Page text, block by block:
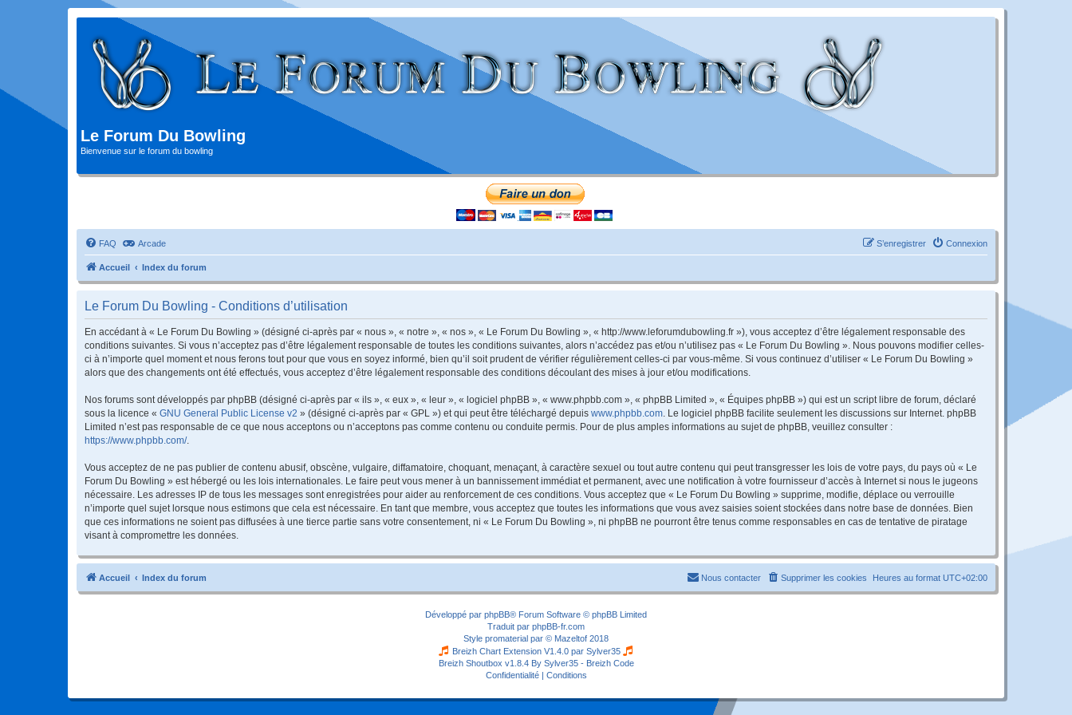
Le Forum Du Bowling
Bienvenue sur le forum du bowling
FAQ Arcade Connexion
S’enregistrer
Accueil Index du forum
Le Forum Du Bowling - Conditions d’utilisation
En accédant à « Le Forum Du Bowling » (désigné ci-après par « nous », « notre », « nos », « Le Forum Du Bowling », « http://www.leforumdubowling.fr »), vous acceptez d’être légalement responsable des
conditions suivantes. Si vous n’acceptez pas d’être légalement responsable de toutes les conditions suivantes, alors n’accédez pas et/ou n’utilisez pas « Le Forum Du Bowling ». Nous pouvons modifier celles-
ci à n’importe quel moment et nous ferons tout pour que vous en soyez informé, bien qu’il soit prudent de vérifier régulièrement celles-ci par vous-même. Si vous continuez d’utiliser « Le Forum Du Bowling »
alors que des changements ont été effectués, vous acceptez d’être légalement responsable des conditions découlant des mises à jour et/ou modifications.
Nos forums sont développés par phpBB (désigné ci-après par « ils », « eux », « leur », « logiciel phpBB », « www.phpbb.com », « phpBB Limited », « Équipes phpBB ») qui est un script libre de forum, déclaré
sous la licence « GNU General Public License v2 » (désigné ci-après par « GPL ») et qui peut être téléchargé depuis www.phpbb.com . Le logiciel phpBB facilite seulement les discussions sur Internet. phpBB
Limited n’est pas responsable de ce que nous acceptons ou n’acceptons pas comme contenu ou conduite permis. Pour de plus amples informations au sujet de phpBB, veuillez consulter :
https://www.phpbb.com/.
Vous acceptez de ne pas publier de contenu abusif, obscène, vulgaire, diffamatoire, choquant, menaçant, à caractère sexuel ou tout autre contenu qui peut transgresser les lois de votre pays, du pays où « Le
Forum Du Bowling » est hébergé ou les lois internationales. Le faire peut vous mener à un bannissement immédiat et permanent, avec une notification à votre fournisseur d’accès à Internet si nous le jugeons
nécessaire. Les adresses IP de tous les messages sont enregistrées pour aider au renforcement de ces conditions. Vous acceptez que « Le Forum Du Bowling » supprime, modifie, déplace ou verrouille
n’importe quel sujet lorsque nous estimons que cela est nécessaire. En tant que membre, vous acceptez que toutes les informations que vous avez saisies soient stockées dans notre base de données. Bien
que ces informations ne soient pas diffusées à une tierce partie sans votre consentement, ni « Le Forum Du Bowling », ni phpBB ne pourront être tenus comme responsables en cas de tentative de piratage
visant à compromettre les données.
Accueil Index du forum Heures au format UTC+02:00
Supprimer les cookies
Nous contacter
Développé par phpBB® Forum Software © phpBB Limited
Traduit par phpBB-fr.com
Style promaterial par © Mazeltof 2018
Breizh Chart Extension V1.4.0 par Sylver35
Breizh Shoutbox v1.8.4 By Sylver35 - Breizh Code
Confidentialité| Conditions